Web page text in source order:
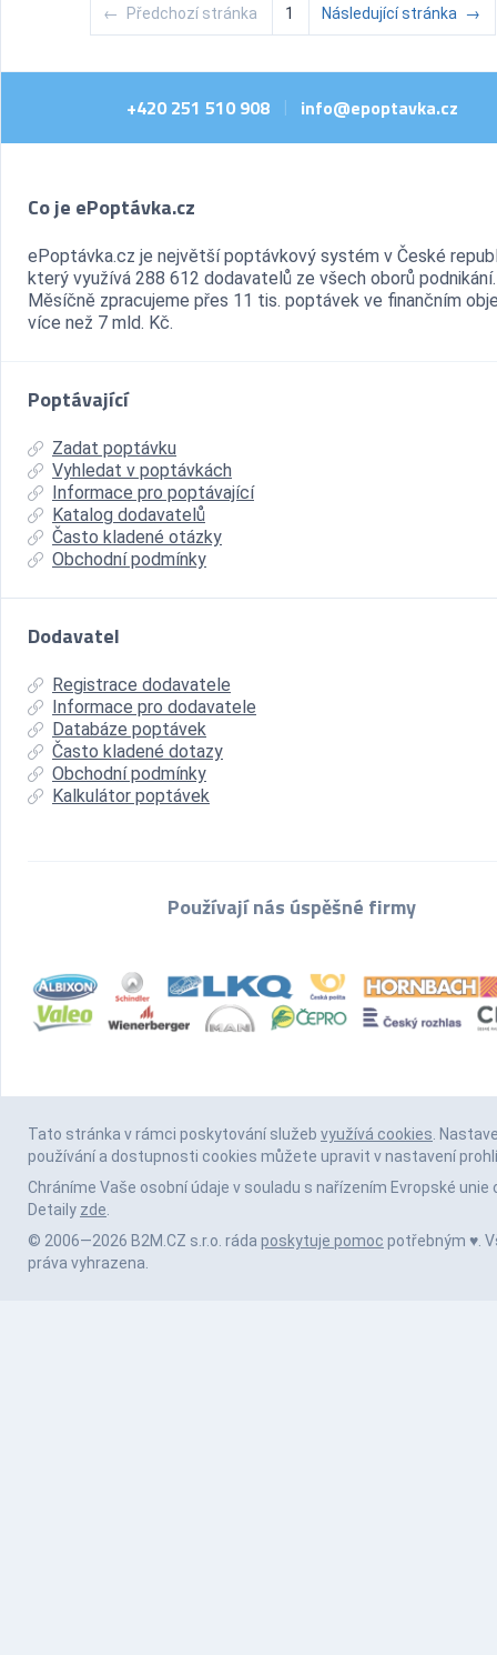
← Předchozí stránka 1 Následující stránka →
+420 251 510 908 | info@epoptavka.cz
Co je ePoptávka.cz
ePoptávka.cz je největší poptávkový systém v České
který využívá 288 612 dodavatelů ze všech oborů podnikání.
Měsíčně zpracujeme přes 11 tis. poptávek ve finančním
více než 7 mld. Kč.
Poptávající
Zadat poptávku
Vyhledat v poptávkách
Informace pro poptávající
Katalog dodavatelů
Často kladené otázky
Obchodní podmínky
Dodavatel
Registrace dodavatele
Informace pro dodavatele
Databáze poptávek
Často kladené dotazy
Obchodní podmínky
Kalkulátor poptávek
Používají nás úspěšné firmy
Tato stránka v rámci poskytování služeb využívá cookies.
používání a dostupnosti cookies můžete upravit v nastavení
Chráníme Vaše osobní údaje v souladu s nařízením Evropské unie
Detaily zde.
© 2006—2026 B2M.CZ s.r.o. ráda poskytuje pomoc potřebným ♥️.
práva vyhrazena.